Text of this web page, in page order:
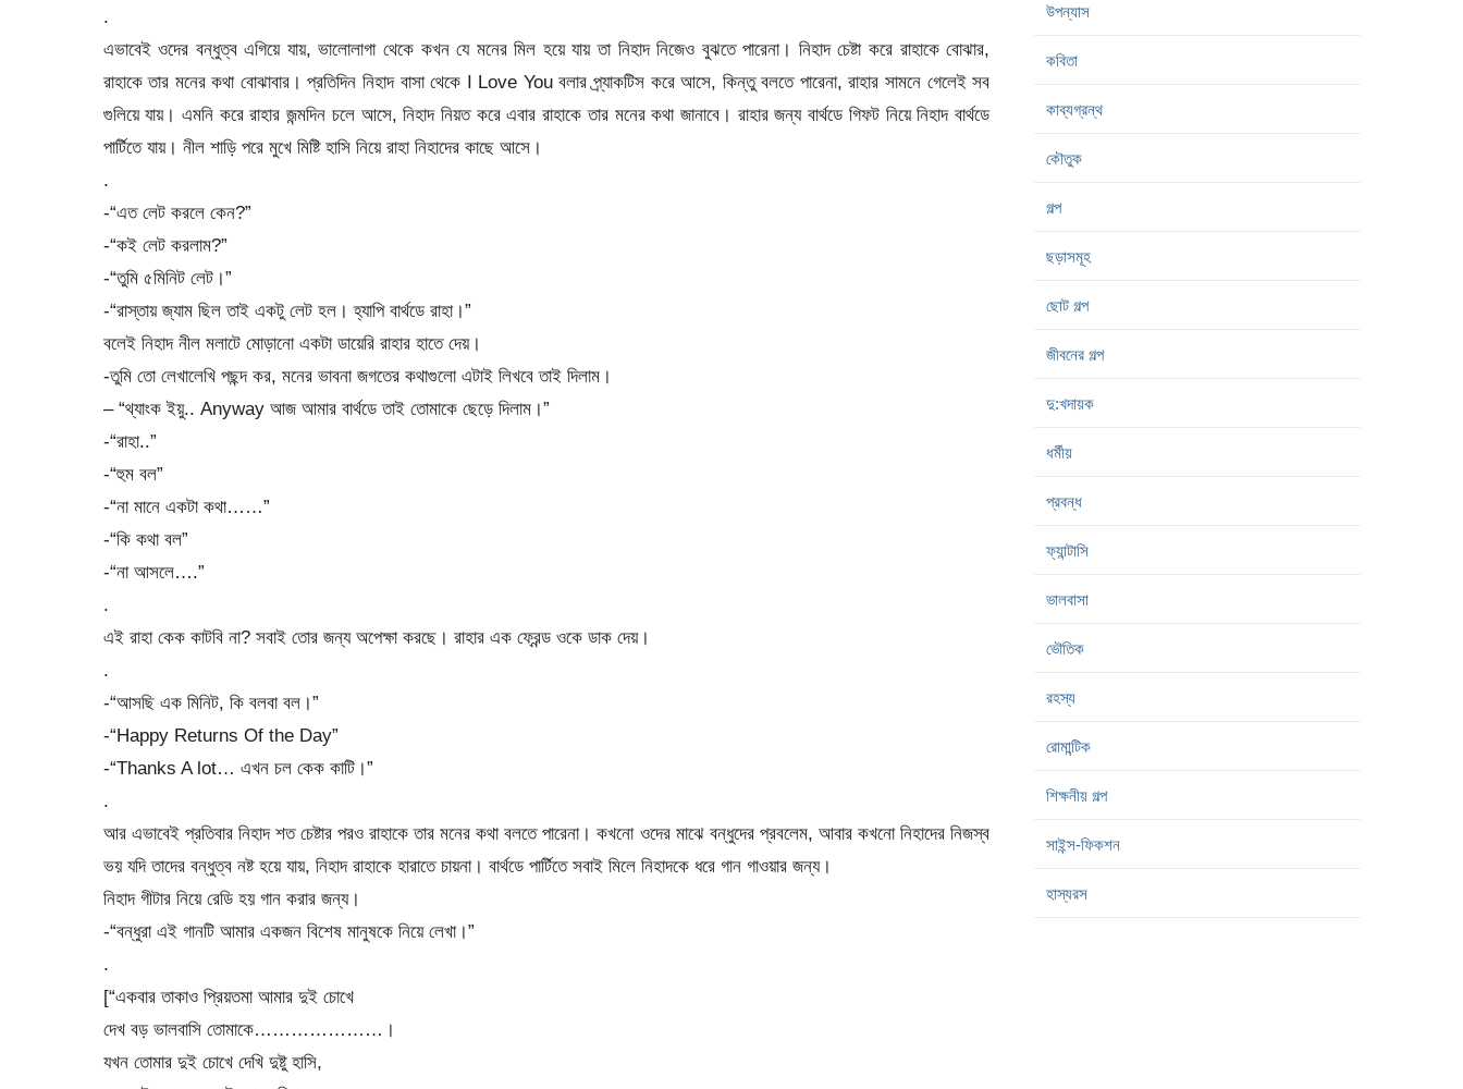
.
এভাবেই ওদের বন্ধুত্ব এগিয়ে যায়, ভালোলাগা থেকে কখন যে মনের মিল হয়ে যায় তা নিহাদ নিজেও বুঝতে পারেনা। নিহাদ চেষ্টা করে রাহাকে বোঝার,
রাহাকে তার মনের কথা বোঝাবার। প্রতিদিন নিহাদ বাসা থেকে I Love You বলার প্র্যাকটিস করে আসে, কিন্তু বলতে পারেনা, রাহার সামনে গেলেই সব
গুলিয়ে যায়। এমনি করে রাহার জন্মদিন চলে আসে, নিহাদ নিয়ত করে এবার রাহাকে তার মনের কথা জানাবে। রাহার জন্য বার্থডে গিফট নিয়ে নিহাদ বার্থডে
পার্টিতে যায়। নীল শাড়ি পরে মুখে মিষ্টি হাসি নিয়ে রাহা নিহাদের কাছে আসে।
.
-“এত লেট করলে কেন?”
-“কই লেট করলাম?”
-“তুমি ৫মিনিট লেট।”
-“রাস্তায় জ্যাম ছিল তাই একটু লেট হল। হ্যাপি বার্থডে রাহা।”
বলেই নিহাদ নীল মলাটে মোড়ানো একটা ডায়েরি রাহার হাতে দেয়।
-তুমি তো লেখালেখি পছন্দ কর, মনের ভাবনা জগতের কথাগুলো এটাই লিখবে তাই দিলাম।
– “থ্যাংক ইয়ু.. Anyway আজ আমার বার্থডে তাই তোমাকে ছেড়ে দিলাম।”
-“রাহা..”
-“হুম বল”
-“না মানে একটা কথা……”
-“কি কথা বল”
-“না আসলে….”
.
এই রাহা কেক কাটবি না? সবাই তোর জন্য অপেক্ষা করছে। রাহার এক ফ্রেন্ড ওকে ডাক দেয়।
.
-“আসছি এক মিনিট, কি বলবা বল।”
-“Happy Returns Of the Day”
-“Thanks A lot… এখন চল কেক কাটি।”
.
আর এভাবেই প্রতিবার নিহাদ শত চেষ্টার পরও রাহাকে তার মনের কথা বলতে পারেনা। কখনো ওদের মাঝে বন্ধুদের প্রবলেম, আবার কখনো নিহাদের নিজস্ব
ভয় যদি তাদের বন্ধুত্ব নষ্ট হয়ে যায়, নিহাদ রাহাকে হারাতে চায়না। বার্থডে পার্টিতে সবাই মিলে নিহাদকে ধরে গান গাওয়ার জন্য।
নিহাদ গীটার নিয়ে রেডি হয় গান করার জন্য।
-“বন্ধুরা এই গানটি আমার একজন বিশেষ মানুষকে নিয়ে লেখা।”
.
[“একবার তাকাও প্রিয়তমা আমার দুই চোখে
দেখ বড় ভালবাসি তোমাকে…………………।
যখন তোমার দুই চোখে দেখি দুষ্টু হাসি,
উপন্যাস
কবিতা
কাব্যগ্রন্থ
কৌতুক
গল্প
ছড়াসমূহ
ছোট গল্প
জীবনের গল্প
দু:খদায়ক
ধর্মীয়
প্রবন্ধ
ফ্যান্টাসি
ভালবাসা
ভৌতিক
রহস্য
রোমান্টিক
শিক্ষনীয় গল্প
সাইন্স-ফিকশন
হাস্যরস